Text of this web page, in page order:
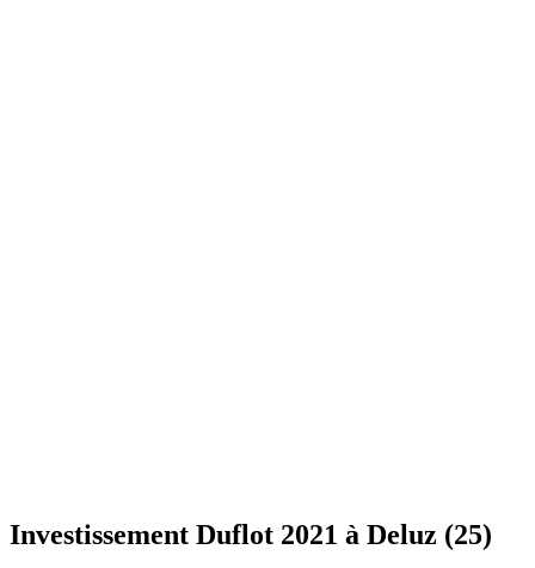
Investissement Duflot 2021 à Deluz (25)